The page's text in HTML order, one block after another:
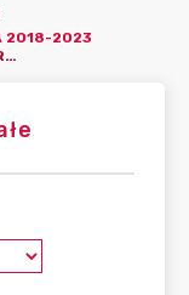
2018-2023
PROJEKTY UCHWAŁ I POZOSTAŁE MATERIAŁY SESYJNE